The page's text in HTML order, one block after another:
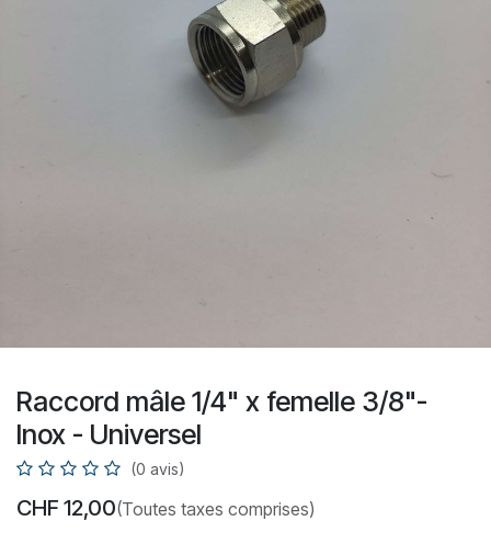
Raccord mâle 1/4" x femelle 3/8"-
Inox - Universel
(0 avis)
CHF 12,00(Toutes taxes comprises)